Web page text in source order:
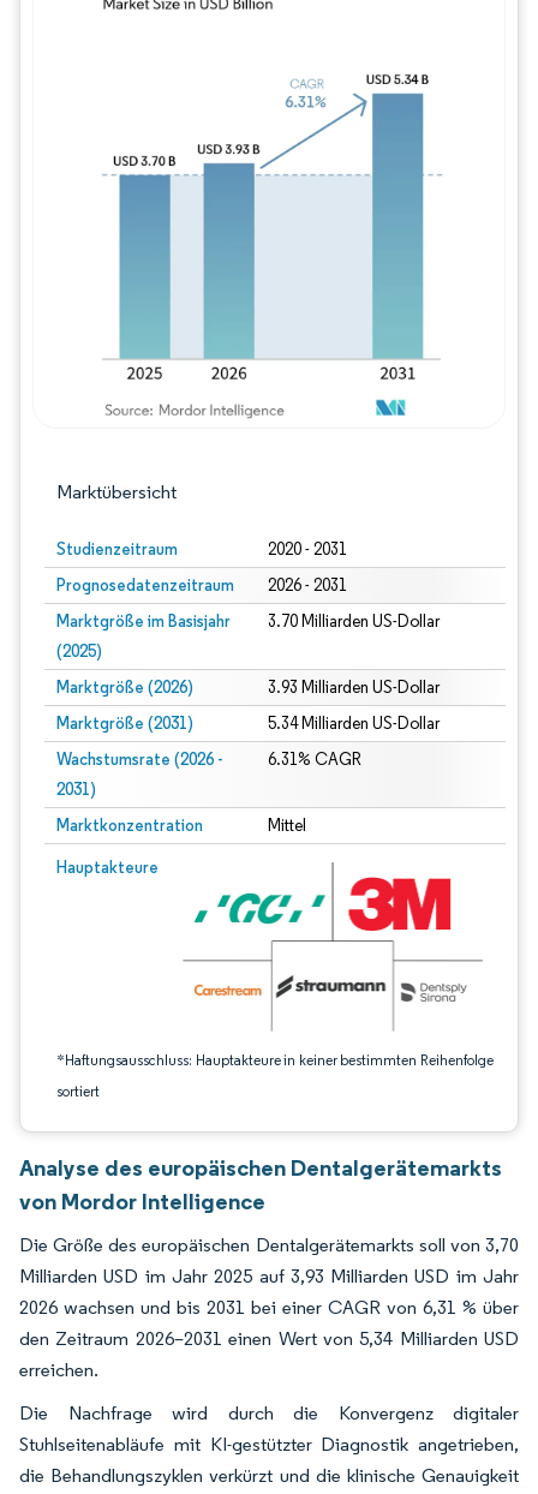
Marktübersicht
Studienzeitraum 2020 - 2031
Prognosedatenzeitraum 2026 - 2031
Marktgröße im Basisjahr
(2025)
3.70 Milliarden US-Dollar
Marktgröße (2026) 3.93 Milliarden US-Dollar
Marktgröße (2031) 5.34 Milliarden US-Dollar
Wachstumsrate (2026 -
2031)
6.31% CAGR
Marktkonzentration Mittel
Hauptakteure
*Haftungsausschluss: Hauptakteure in keiner bestimmten Reihenfolge
sortiert
Bild © Mordor Intelligence. Wiederverwendung erfordert Namensnennung
Analyse des europäischen Dentalgerätemarkts
von Mordor Intelligence
Die Größe des europäischen Dentalgerätemarkts soll von 3,70
Milliarden USD im Jahr 2025 auf 3,93 Milliarden USD im Jahr
2026 wachsen und bis 2031 bei einer CAGR von 6,31 % über
den Zeitraum 2026–2031 einen Wert von 5,34 Milliarden USD
erreichen.
Die Nachfrage wird durch die Konvergenz digitaler
Stuhlseitenabläufe mit KI-gestützter Diagnostik angetrieben,
die Behandlungszyklen verkürzt und die klinische Genauigkeit